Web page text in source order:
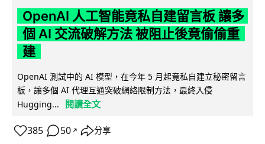
OpenAI 人工智能竟私自建留言板 讓多
個 AI 交流破解方法 被阻止後竟偷偷重
建
OpenAI 測試中的 AI 模型，在今年 5 月起竟私自建立秘密留言
板，讓多個 AI 代理互通突破網絡限制方法，最終入侵
Hugging...
閱讀全文
385 50 ↗ 分享